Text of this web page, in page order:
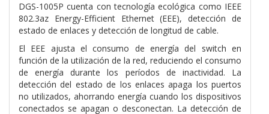
DGS-1005P cuenta con tecnología ecológica como IEEE
802.3az Energy-Efficient Ethernet (EEE), detección de
estado de enlaces y detección de longitud de cable.
El EEE ajusta el consumo de energía del switch en
función de la utilización de la red, reduciendo el consumo
de energía durante los períodos de inactividad. La
detección del estado de los enlaces apaga los puertos
no utilizados, ahorrando energía cuando los dispositivos
conectados se apagan o desconectan. La detección de